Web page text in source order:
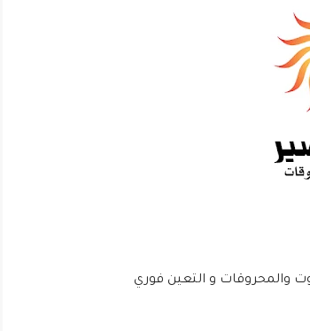
والمحروقات و التعين فوري